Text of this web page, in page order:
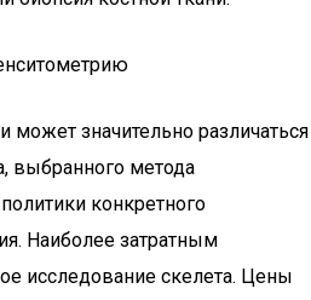
может значительно различаться
выбранного метода
конкретного
Наиболее затратным
исследование скелета. Цены